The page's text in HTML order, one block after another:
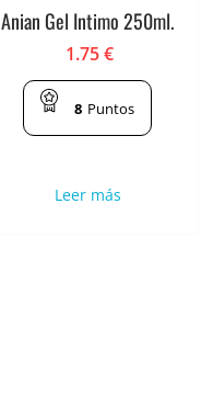
Anian Gel Intimo 250ml.
1.75€
8 Puntos
Leer más